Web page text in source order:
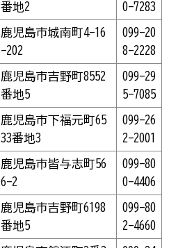
番地2
0-7283
鹿児島市城南町4-16
-202
099-20
8-2228
鹿児島市吉野町8552
番地5
099-29
5-7085
鹿児島市下福元町65
33番地3
099-26
2-2001
鹿児島市皆与志町56
6-2
099-80
0-4406
鹿児島市吉野町6198
番地5
099-80
2-4660